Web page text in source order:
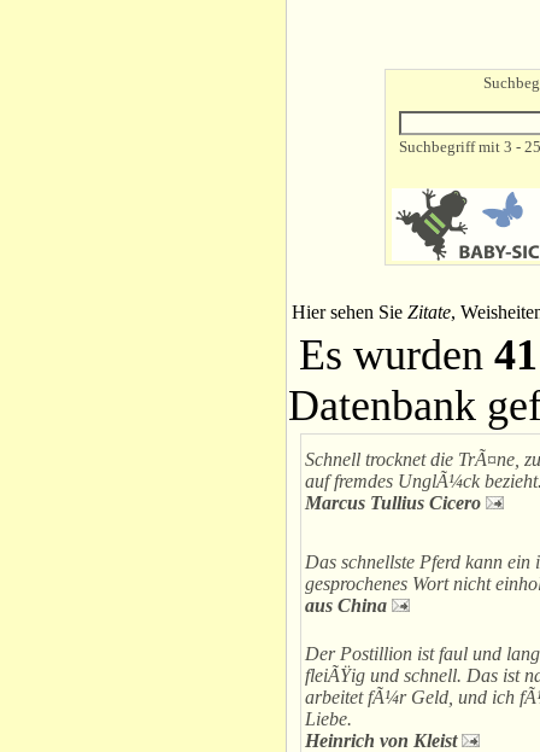
Suchbegriff mit 3 -
Hier sehen Sie Zitate,
Es wurden 41
Datenbank
Schnell trocknet die TrÃ¤ne,
auf fremdes UnglÃ¼ck
Marcus Tullius Cicero
Das schnellste Pferd kann ein
gesprochenes Wort nicht
aus China
Der Postillion ist faul und
fleiÃŸig und schnell. Das ist
arbeitet fÃ¼r Geld, und ich
Liebe.
Heinrich von Kleist